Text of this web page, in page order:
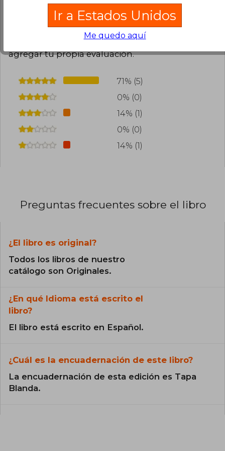
Inicia sesión
agregar tu propia evaluación.
71% (5)
0% (0)
14% (1)
0% (0)
14% (1)
Preguntas frecuentes sobre el libro
¿El libro es original?
Todos los libros de nuestro
catálogo son Originales.
¿En qué Idioma está escrito el
libro?
El libro está escrito en Español.
¿Cuál es la encuadernación de este libro?
La encuadernación de esta edición es Tapa
Blanda.
Ir a Estados Unidos
Me quedo aquí